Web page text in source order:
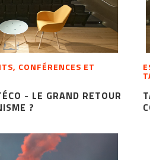
CONFÉRENCES ET
- LE GRAND RETOUR
?